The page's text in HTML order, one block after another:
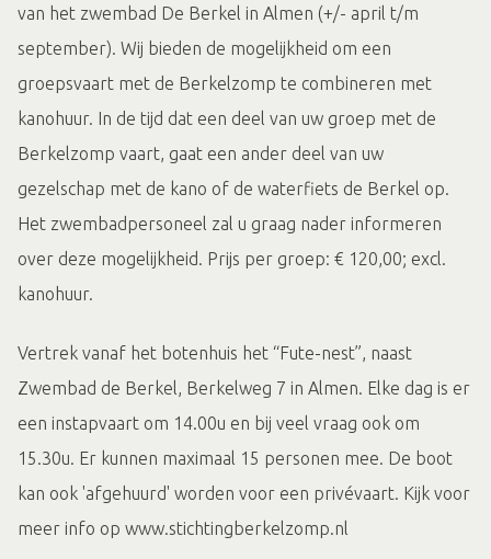
van het zwembad De Berkel in Almen (+/- april t/m
september). Wij bieden de mogelijkheid om een
groepsvaart met de Berkelzomp te combineren met
kanohuur. In de tijd dat een deel van uw groep met de
Berkelzomp vaart, gaat een ander deel van uw
gezelschap met de kano of de waterfiets de Berkel op.
Het zwembadpersoneel zal u graag nader informeren
over deze mogelijkheid. Prijs per groep: € 120,00; excl.
kanohuur.
Vertrek vanaf het botenhuis het “Fute-nest”, naast
Zwembad de Berkel, Berkelweg 7 in Almen. Elke dag is er
een instapvaart om 14.00u en bij veel vraag ook om
15.30u. Er kunnen maximaal 15 personen mee. De boot
kan ook 'afgehuurd' worden voor een privévaart. Kijk voor
meer info op www.stichtingberkelzomp.nl